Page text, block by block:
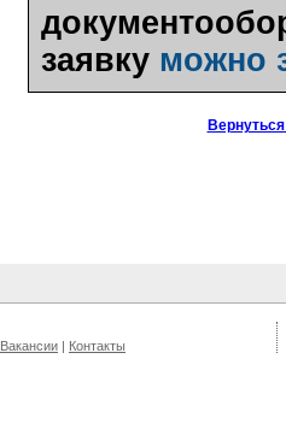
заявку можно
Вакансии | Контакты